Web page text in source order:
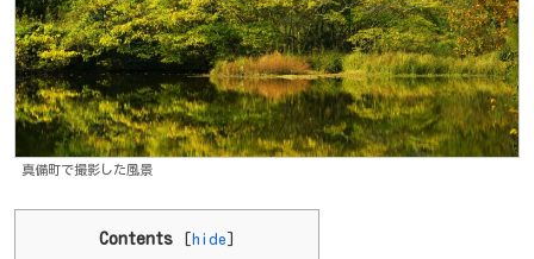
真備町で撮影した風景
Contents [hide]